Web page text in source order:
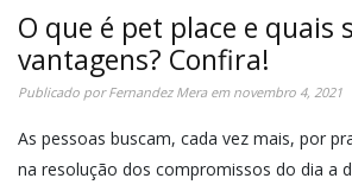
O que é pet place e quais
vantagens? Confira!
Publicado porFernandez Meraem novembro 4, 2021
As pessoas buscam, cada vez mais, por
na resolução dos compromissos do dia a